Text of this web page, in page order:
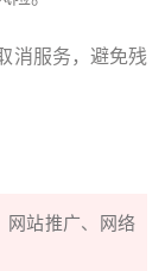
消服务，避免残
网站推广、
网络